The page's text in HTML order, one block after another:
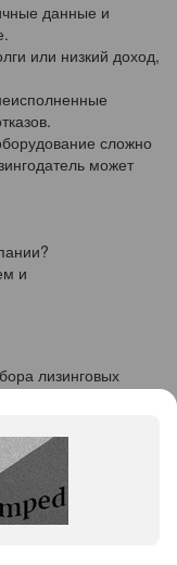
данные и
или низкий доход,
сложно
может
и
лизинговых
Ола, ул.